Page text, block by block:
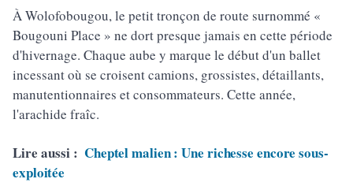
À Wolofobougou, le petit tronçon de route surnommé «
Bougouni Place » ne dort presque jamais en cette période
d'hivernage. Chaque aube y marque le début d'un ballet
incessant où se croisent camions, grossistes, détaillants,
manutentionnaires et consommateurs. Cette année,
l'arachide fraîc.
Lire aussi : Cheptel malien : Une richesse encore sous-
exploitée